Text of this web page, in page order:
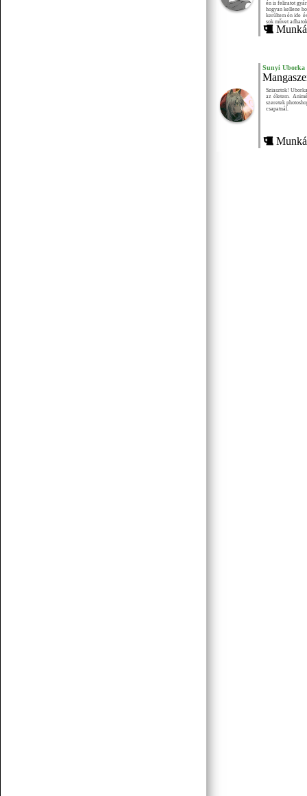
én is feliratot
hogyan kellene
kerültem én ide
sok művet
Sunyi Uborka
Sziasztok!
az életem.
szeretek
csapatnál.